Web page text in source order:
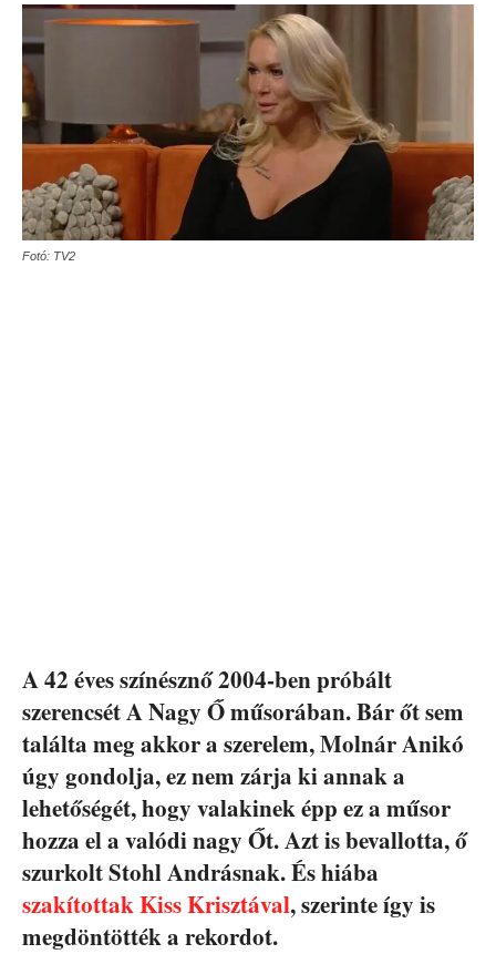
Fotó: TV2
A 42 éves színésznő 2004-ben próbált
szerencsét A Nagy Ő műsorában. Bár őt sem
találta meg akkor a szerelem, Molnár Anikó
úgy gondolja, ez nem zárja ki annak a
lehetőségét, hogy valakinek épp ez a műsor
hozza el a valódi nagy Őt. Azt is bevallotta, ő
szurkolt Stohl Andrásnak. És hiába
szakítottak Kiss Krisztával, szerinte így is
megdöntötték a rekordot.